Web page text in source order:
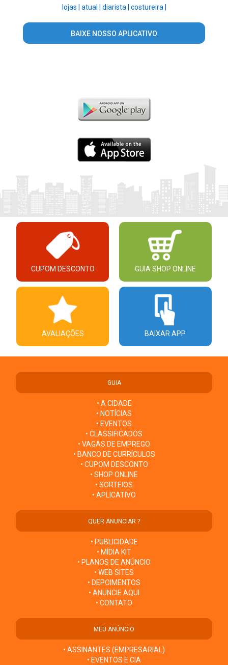
lojas | atual | diarista | costureira |
BAIXE NOSSO APLICATIVO
CUPOM DESCONTO GUIA SHOP ONLINE
AVALIAÇÕES BAIXAR APP
GUIA
• A CIDADE
• NOTÍCIAS
• EVENTOS
• CLASSIFICADOS
• VAGAS DE EMPREGO
• BANCO DE CURRÍCULOS
• CUPOM DESCONTO
• SHOP ONLINE
• SORTEIOS
• APLICATIVO
QUER ANUNCIAR ?
• PUBLICIDADE
• MÍDIA KIT
• PLANOS DE ANÚNCIO
• WEB SITES
• DEPOIMENTOS
• ANUNCIE AQUI
• CONTATO
MEU ANÚNCIO
• ASSINANTES (EMPRESARIAL)
• EVENTOS E CIA